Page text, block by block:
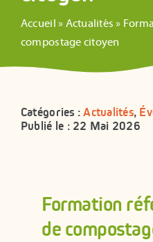
Formations
Accueil » Actualités »
compostage citoyen
Catégories :Actualités,
Publié le : 22 Mai 2026
Formation
de